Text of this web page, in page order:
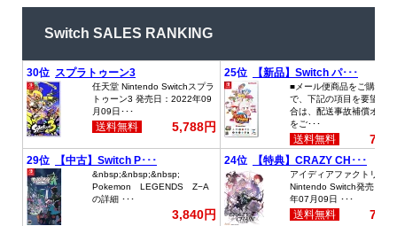
Switch SALES RANKING